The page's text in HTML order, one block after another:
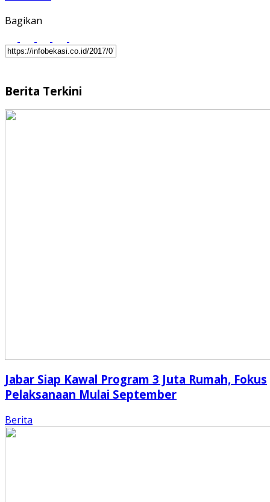
Bagikan
Berita Terkini
Jabar Siap Kawal Program 3 Juta Rumah, Fokus
Pelaksanaan Mulai September
Berita